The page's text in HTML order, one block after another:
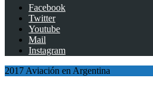
Facebook
Twitter
Youtube
Mail
Instagram
2017 Aviación en Argentina